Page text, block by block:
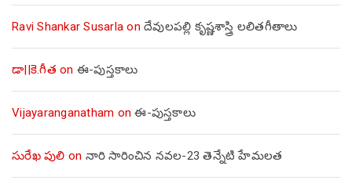
Ravi Shankar Susarla on దేవులపల్లి కృష్ణశాస్త్రి లలితగీతాలు
డా||కె.గీత on ఈ-పుస్తకాలు
Vijayaranganatham onఈ-పుస్తకాలు
సురేఖ పులి on నారి సారించిన నవల-23 తెన్నేటి హేమలత